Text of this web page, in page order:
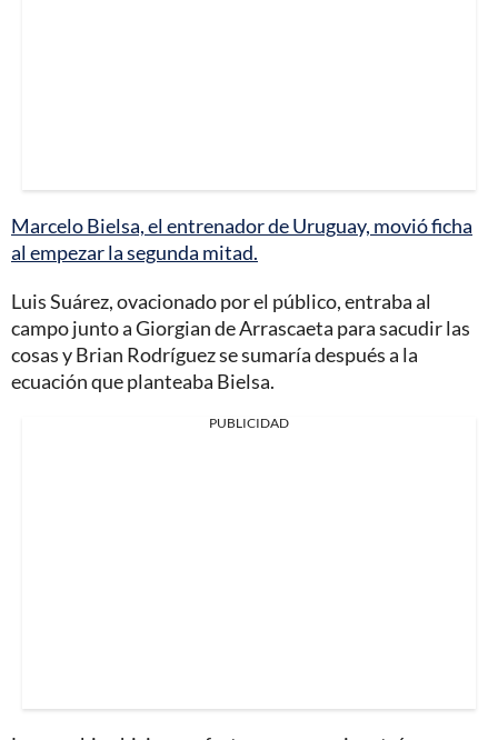
Marcelo Bielsa, el entrenador de Uruguay, movió ficha
al empezar la segunda mitad.
Luis Suárez, ovacionado por el público, entraba al
campo junto a Giorgian de Arrascaeta para sacudir las
cosas y Brian Rodríguez se sumaría después a la
ecuación que planteaba Bielsa.
PUBLICIDAD